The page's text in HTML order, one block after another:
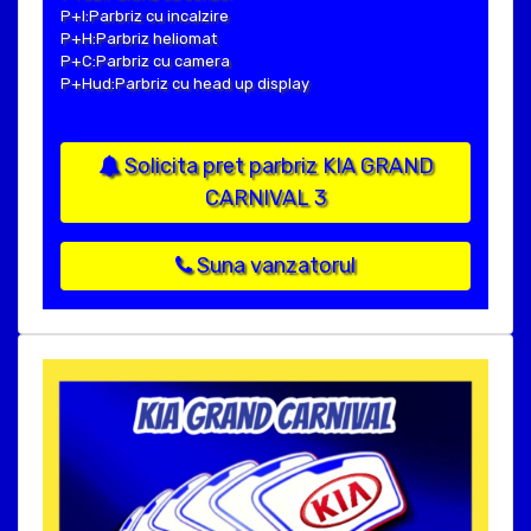
P+I:Parbriz cu incalzire
P+H:Parbriz heliomat
P+C:Parbriz cu camera
P+Hud:Parbriz cu head up display
Solicita pret parbriz KIA GRAND
CARNIVAL 3
Suna vanzatorul